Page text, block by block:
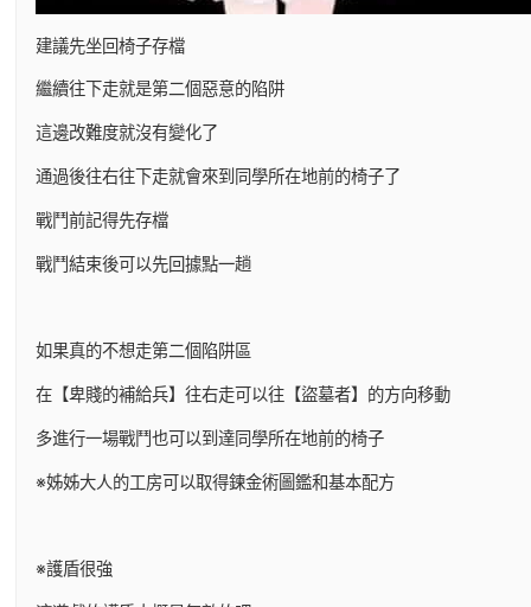
建議先坐回椅子存檔
繼續往下走就是第二個惡意的陷阱
這邊改難度就沒有變化了
通過後往右往下走就會來到同學所在地前的椅子了
戰鬥前記得先存檔
戰鬥結束後可以先回據點一趟
如果真的不想走第二個陷阱區
在【卑賤的補給兵】往右走可以往【盜墓者】的方向移動
多進行一場戰鬥也可以到達同學所在地前的椅子
※姊姊大人的工房可以取得鍊金術圖鑑和基本配方
※護盾很強